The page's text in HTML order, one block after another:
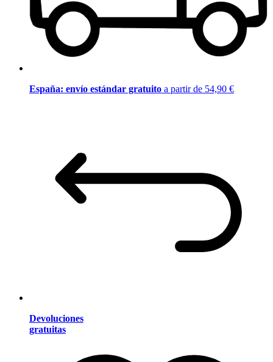
España: envío estándar gratuito a partir de 54,90 €
Devoluciones
gratuitas